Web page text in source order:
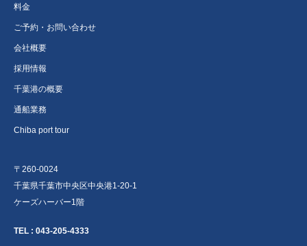
料金
ご予約・お問い合わせ
会社概要
採用情報
千葉港の概要
通船業務
Chiba port tour
〒260-0024
千葉県千葉市中央区中央港1-20-1
ケーズハーバー1階
TEL : 043-205-4333